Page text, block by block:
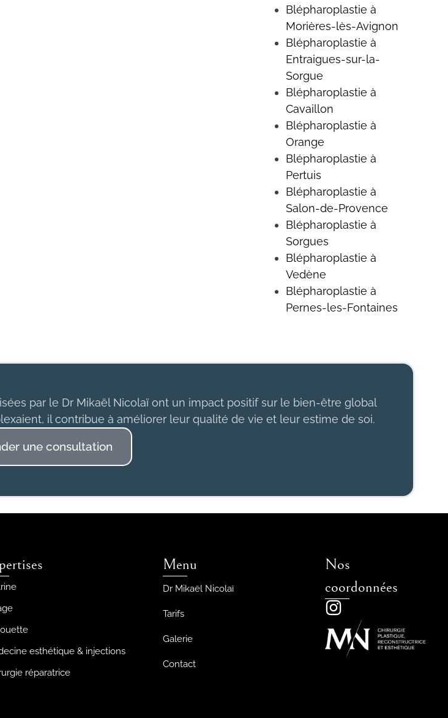
Blépharoplastie à
Morières-lès-Avignon
Blépharoplastie à
Entraigues-sur-la-
Sorgue
Blépharoplastie à
Cavaillon
Blépharoplastie à
Orange
Blépharoplastie à
Pertuis
Blépharoplastie à
Salon-de-Provence
Blépharoplastie à
Sorgues
Blépharoplastie à
Vedène
Blépharoplastie à
Pernes-les-Fontaines
par le Dr Mikaël Nicolaï ont un impact positif sur le bien-être global
il contribue à améliorer leur qualité de vie et leur estime de soi.
une consultation
esthétique & injections
réparatrice
Menu
Dr Mikaël Nicolaï
Tarifs
Galerie
Contact
Nos
coordonnées